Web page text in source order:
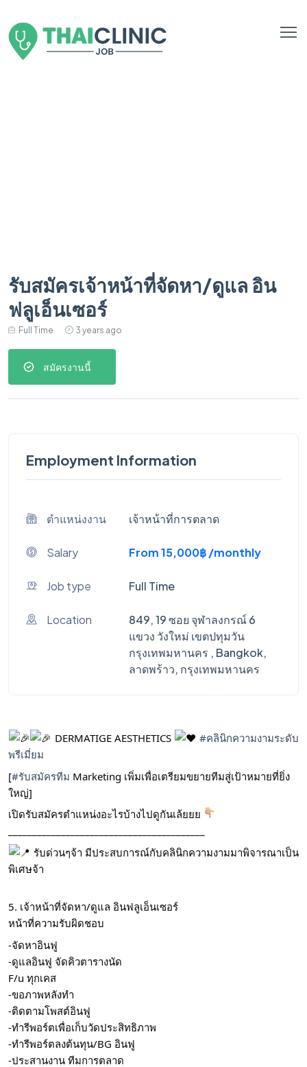
รับสมัครเจ้าหน้าที่จัดหา/ดูแล อิน
ฟลูเอ็นเซอร์
Full Time 3 years ago
สมัครงานนี้
Employment Information
ตำแหน่งงาน เจ้าหน้าที่การตลาด
Salary From 15,000฿ /monthly
Job type Full Time
Location
849, 19 ซอย จุฬาลงกรณ์ 6
แขวง วังใหม่ เขตปทุมวัน
กรุงเทพมหานคร , Bangkok,
ลาดพร้าว, กรุงเทพมหานคร
DERMATIGE AESTHETICS
#คลินิกความงามระดับ
พรีเมี่ยม
[#รับสมัครทีม Marketing เพิ่มเพื่อเตรียมขยายทีมสู่เป้าหมายที่ยิ่ง
ใหญ่]
เปิดรับสมัครตำแหน่งอะไรบ้างไปดูกันเล้ยยย
รับด่วนๆจ้า มีประสบการณ์กับคลินิกความงามมาพิจารณาเป็น
พิเศษจ้า
5. เจ้าหน้าที่จัดหา/ดูแล อินฟลูเอ็นเซอร์
หน้าที่ความรับผิดชอบ
-จัดหาอินฟู
-ดูแลอินฟู จัดคิวตารางนัด
F/u ทุกเคส
-ขอภาพหลังทำ
-ติดตามโพสต์อินฟู
-ทำรีพอร์ตเพื่อเก็บวัดประสิทธิภาพ
-ทำรีพอร์ตลงต้นทุน/BG อินฟู
-ประสานงาน ทีมการตลาด